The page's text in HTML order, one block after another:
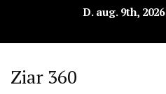
D. aug. 9th, 2026
Ziar 360